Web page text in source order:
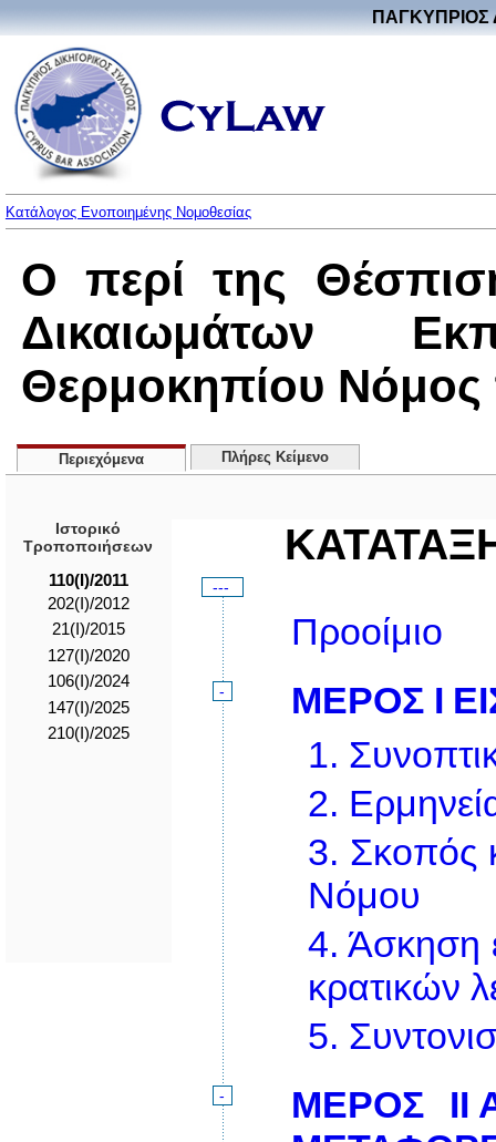
ΠΑΓΚΥΠΡΙΟΣ
Κατάλογος Ενοποιημένης Νομοθεσίας
Ο περί της
Δικαιωμάτων
Θερμοκηπίου Νόμος
Περιεχόμενα Πλήρες Κείμενο
Ιστορικό
Τροποποιήσεων
110(I)/2011
202(I)/2012
21(Ι)/2015
127(I)/2020
106(I)/2024
147(I)/2025
210(I)/2025
---
Προοίμιο
- ΜΕΡΟΣ Ι
1.
2.
3. Σκοπός
Νόμου
4. Άσκηση
κρατικών
5.
- ΜΕΡΟΣ ΙΙ